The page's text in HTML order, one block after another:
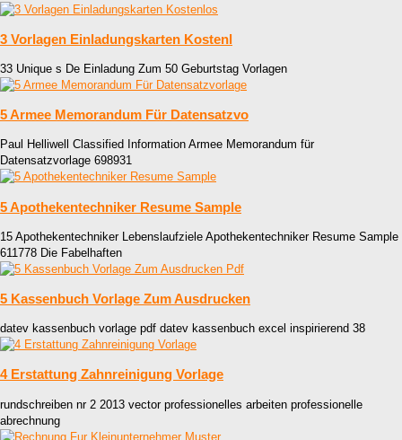
3 Vorlagen Einladungskarten Kostenl
33 Unique s De Einladung Zum 50 Geburtstag Vorlagen
5 Armee Memorandum Für Datensatzvo
Paul Helliwell Classified Information Armee Memorandum für
Datensatzvorlage 698931
5 Apothekentechniker Resume Sample
15 Apothekentechniker Lebenslaufziele Apothekentechniker Resume Sample
611778 Die Fabelhaften
5 Kassenbuch Vorlage Zum Ausdrucken
datev kassenbuch vorlage pdf datev kassenbuch excel inspirierend 38
4 Erstattung Zahnreinigung Vorlage
rundschreiben nr 2 2013 vector professionelles arbeiten professionelle
abrechnung